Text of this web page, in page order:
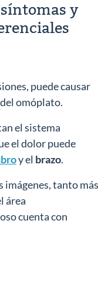
y
puede causar
omóplato.
el sistema
el dolor puede
y el brazo.
imágenes, tanto más
área
cuenta con